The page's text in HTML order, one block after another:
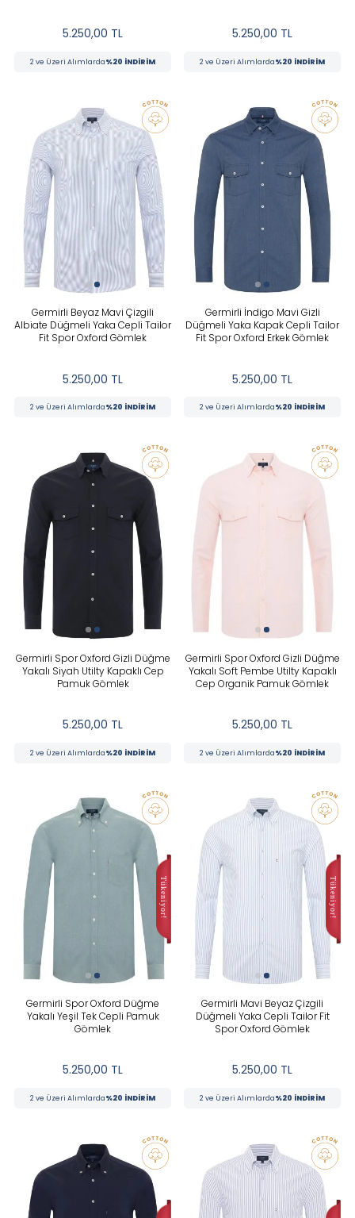
5.250,00 TL
2 ve Üzeri Alımlarda%20 İNDİRİM
5.250,00 TL
2 ve Üzeri Alımlarda%20 İNDİRİM
Germirli Beyaz Mavi Çizgili
Albiate Düğmeli Yaka Cepli Tailor
Fit Spor Oxford Gömlek
5.250,00 TL
2 ve Üzeri Alımlarda%20 İNDİRİM
Germirli İndigo Mavi Gizli
Düğmeli Yaka Kapak Cepli Tailor
Fit Spor Oxford Erkek Gömlek
5.250,00 TL
2 ve Üzeri Alımlarda%20 İNDİRİM
Germirli Spor Oxford Gizli Düğme
Yakalı Siyah Utilty Kapaklı Cep
Pamuk Gömlek
5.250,00 TL
2 ve Üzeri Alımlarda%20 İNDİRİM
Germirli Spor Oxford Gizli Düğme
Yakalı Soft Pembe Utilty Kapaklı
Cep Organik Pamuk Gömlek
5.250,00 TL
2 ve Üzeri Alımlarda%20 İNDİRİM
Germirli Spor Oxford Düğme
Yakalı Yeşil Tek Cepli Pamuk
Gömlek
5.250,00 TL
2 ve Üzeri Alımlarda%20 İNDİRİM
Germirli Mavi Beyaz Çizgili
Düğmeli Yaka Cepli Tailor Fit
Spor Oxford Gömlek
5.250,00 TL
2 ve Üzeri Alımlarda%20 İNDİRİM